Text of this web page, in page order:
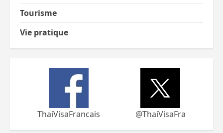
Tourisme
Vie pratique
ThaiVisaFrancais @ThaiVisaFra